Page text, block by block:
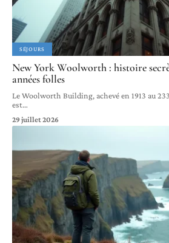
SÉJOURS
New York Woolworth : histoire
années folles
Le Woolworth Building, achevé en 1913 au
est…
29 juillet 2026